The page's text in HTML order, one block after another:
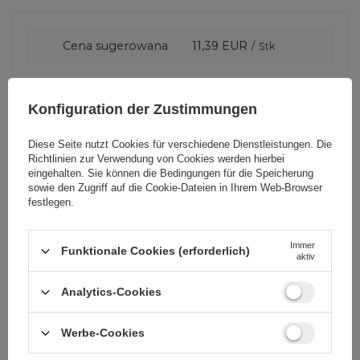
Lenkraddurchmesser
Verordnung
360°-Kugelgelenk + Neigungsverstellung
Klemmknopf (werkzeuglos)
Anwendung
Fahrrad / Elektroroller / Motorrad /
Cena sugerowana 11,39 EUR / Stk
Garantie Mobiltelefonzubehör
Verpackung Box
Euro-Loch
Konfiguration der Zustimmungen
Diese Seite nutzt Cookies für verschiedene Dienstleistungen. Die
Richtlinien zur Verwendung von Cookies werden hierbei
eingehalten. Sie können die Bedingungen für die Speicherung
sowie den Zugriff auf die Cookie-Dateien in Ihrem Web-Browser
festlegen.
Funktionale Cookies (erforderlich)
Immer
aktiv
Analytics-Cookies
Werbe-Cookies